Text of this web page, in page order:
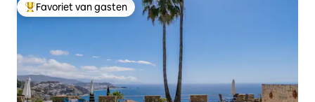
Topfavoriet van gasten
Favoriet van gasten